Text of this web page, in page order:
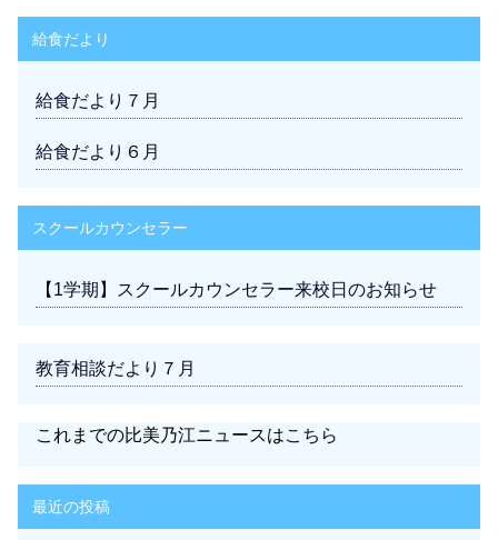
給食だより
給食だより７月
給食だより６月
スクールカウンセラー
【1学期】スクールカウンセラー来校日のお知らせ
教育相談だより７月
これまでの比美乃江ニュースはこちら
最近の投稿